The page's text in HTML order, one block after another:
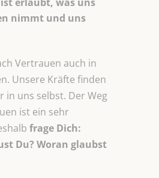
nimmt und uns
Vertrauen auch in
Unsere Kräfte finden
in uns selbst. Der Weg
ist ein sehr
frage Dich:
Du? Woran glaubst